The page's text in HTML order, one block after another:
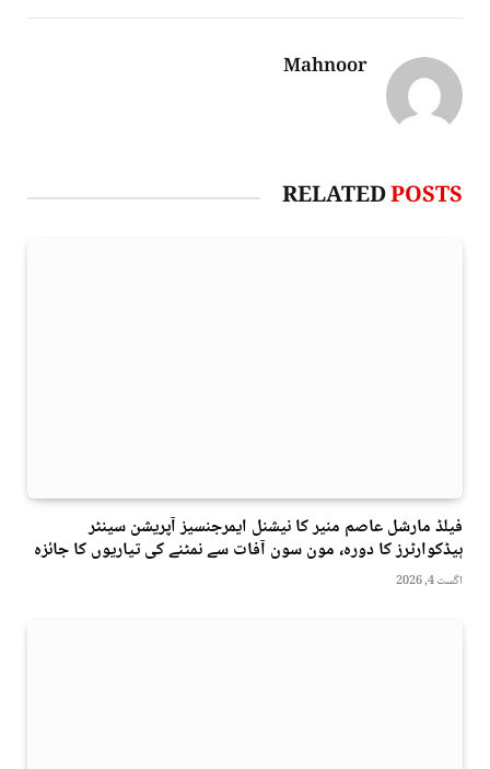
Mahnoor
RELATEDPOSTS
فیلڈ مارشل عاصم منیر کا نیشنل ایمرجنسیز آپریشن سینٹر
ہیڈکوارٹرز کا دورہ، مون سون آفات سے نمٹنے کی تیاریوں کا جائزہ
اگست 4, 2026